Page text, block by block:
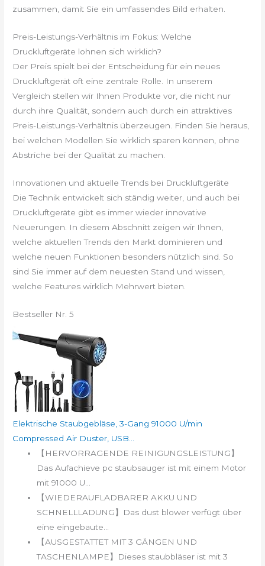
zusammen, damit Sie ein umfassendes Bild erhalten.
Preis-Leistungs-Verhältnis im Fokus: Welche
Druckluftgeräte lohnen sich wirklich?
Der Preis spielt bei der Entscheidung für ein neues
Druckluftgerät oft eine zentrale Rolle. In unserem
Vergleich stellen wir Ihnen Produkte vor, die nicht nur
durch ihre Qualität, sondern auch durch ein attraktives
Preis-Leistungs-Verhältnis überzeugen. Finden Sie heraus,
bei welchen Modellen Sie wirklich sparen können, ohne
Abstriche bei der Qualität zu machen.
Innovationen und aktuelle Trends bei Druckluftgeräte
Die Technik entwickelt sich ständig weiter, und auch bei
Druckluftgeräte gibt es immer wieder innovative
Neuerungen. In diesem Abschnitt zeigen wir Ihnen,
welche aktuellen Trends den Markt dominieren und
welche neuen Funktionen besonders nützlich sind. So
sind Sie immer auf dem neuesten Stand und wissen,
welche Features wirklich Mehrwert bieten.
Bestseller Nr. 5
Elektrische Staubgebläse, 3-Gang 91000 U/min
Compressed Air Duster, USB...
【HERVORRAGENDE REINIGUNGSLEISTUNG】
Das Aufachieve pc staubsauger ist mit einem Motor
mit 91000 U...
【WIEDERAUFLADBARER AKKU UND
SCHNELLLADUNG】Das dust blower verfügt über
eine eingebaute...
【AUSGESTATTET MIT 3 GÄNGEN UND
TASCHENLAMPE】Dieses staubbläser ist mit 3